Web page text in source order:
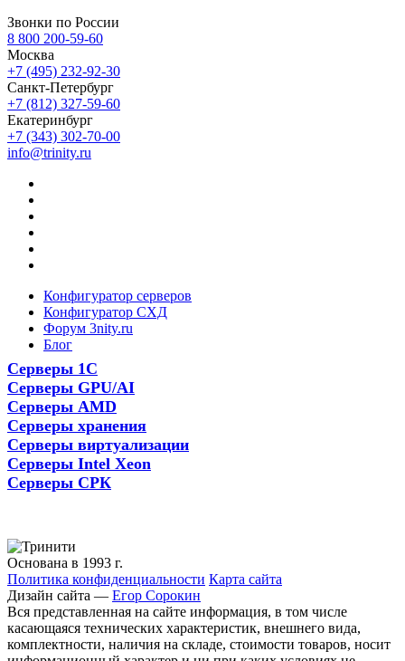
Звонки по России
8 800 200-59-60
Москва
+7 (495) 232-92-30
Санкт-Петербург
+7 (812) 327-59-60
Екатеринбург
+7 (343) 302-70-00
info@trinity.ru
Конфигуратор серверов
Конфигуратор СХД
Форум 3nity.ru
Блог
Серверы 1С
Серверы GPU/AI
Серверы AMD
Серверы хранения
Серверы виртуализации
Серверы Intel Xeon
Серверы СРК
Основана в 1993 г.
Политика конфиденциальности Карта сайта
Дизайн сайта — Егор Сорокин
Вся представленная на сайте информация, в том числе
касающаяся технических характеристик, внешнего вида,
комплектности, наличия на складе, стоимости товаров, носит